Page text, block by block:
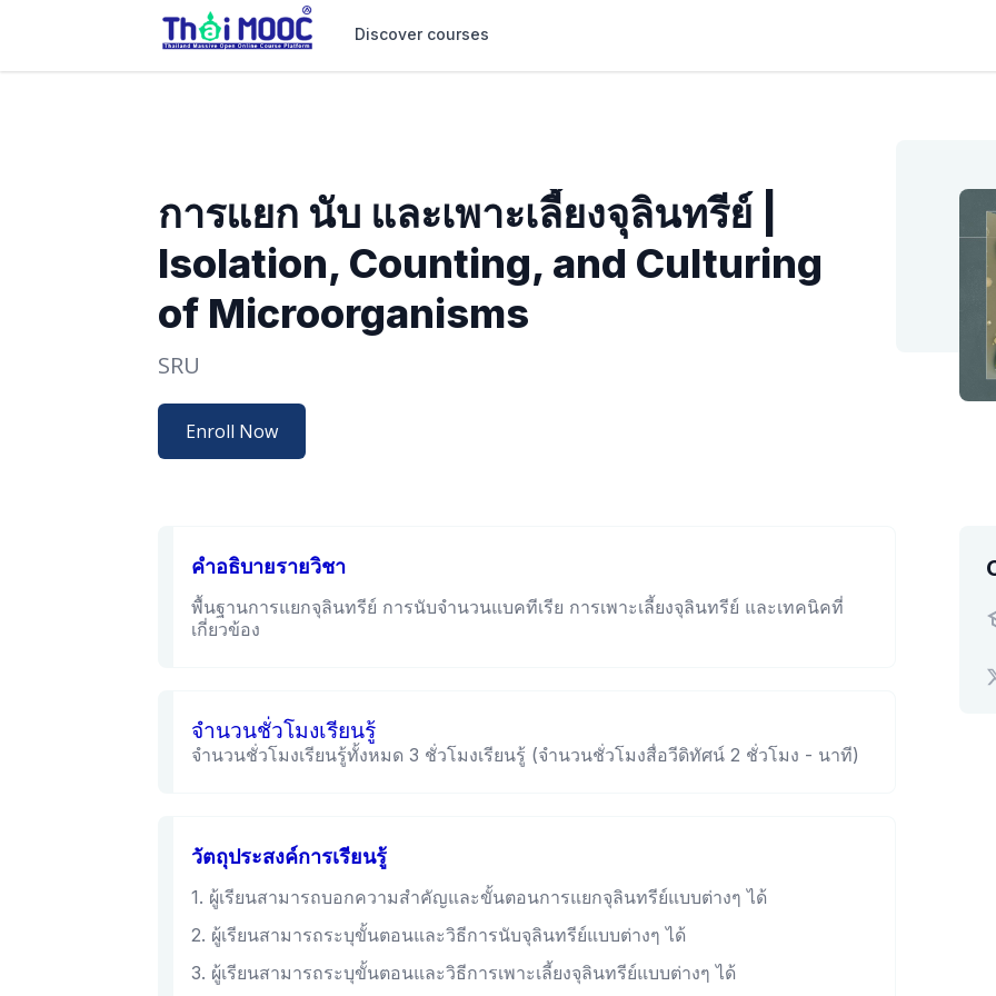
Discover courses
การแยก นับ และเพาะเลี้ยงจุลินทรีย์ |
Isolation, Counting, and Culturing
of Microorganisms
SRU
Enroll Now
คำอธิบายรายวิชา
พื้นฐานการแยกจุลินทรีย์ การนับจำนวนแบคทีเรีย การเพาะเลี้ยงจุลินทรีย์ และเทคนิคที่
เกี่ยวข้อง
จำนวนชั่วโมงเรียนรู้
จำนวนชั่วโมงเรียนรู้ทั้งหมด 3 ชั่วโมงเรียนรู้ (จำนวนชั่วโมงสื่อวีดิทัศน์ 2 ชั่วโมง - นาที)
วัตถุประสงค์การเรียนรู้
1. ผู้เรียนสามารถบอกความสำคัญและขั้นตอนการแยกจุลินทรีย์แบบต่างๆ ได้
2. ผู้เรียนสามารถระบุขั้นตอนและวิธีการนับจุลินทรีย์แบบต่างๆ ได้
3. ผู้เรียนสามารถระบุขั้นตอนและวิธีการเพาะเลี้ยงจุลินทรีย์แบบต่างๆ ได้